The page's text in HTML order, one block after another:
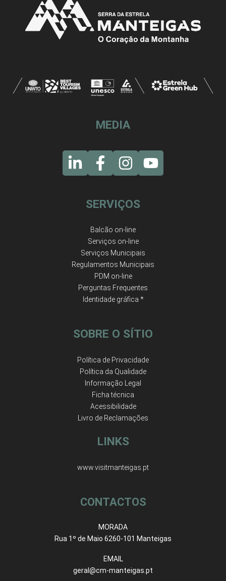
MEDIA
SERVIÇOS
Balcão on-line
Serviços on-line
Serviços Municipais
Regulamentos Municipais
PDM on-line
Perguntas Frequentes
Identidade gráfica *
SOBRE O SÍTIO
Política de Privacidade
Política da Qualidade
Informação Legal
Ficha técnica
Acessibilidade
Livro de Reclamações
LINKS
www.visitmanteigas.pt
CONTACTOS
MORADA
Rua 1º de Maio 6260-101 Manteigas
EMAIL
geral@cm-manteigas.pt